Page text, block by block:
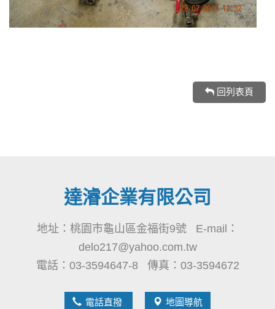
回列表頁
達濬企業有限公司
地址：桃園市龜山區金福街9號 E-mail：
delo217@yahoo.com.tw
電話：03-3594647-8 傳真：03-3594672
電話直撥 地圖導航